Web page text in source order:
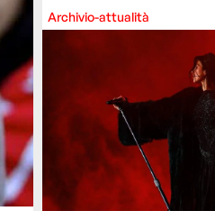
Archivio-attualità